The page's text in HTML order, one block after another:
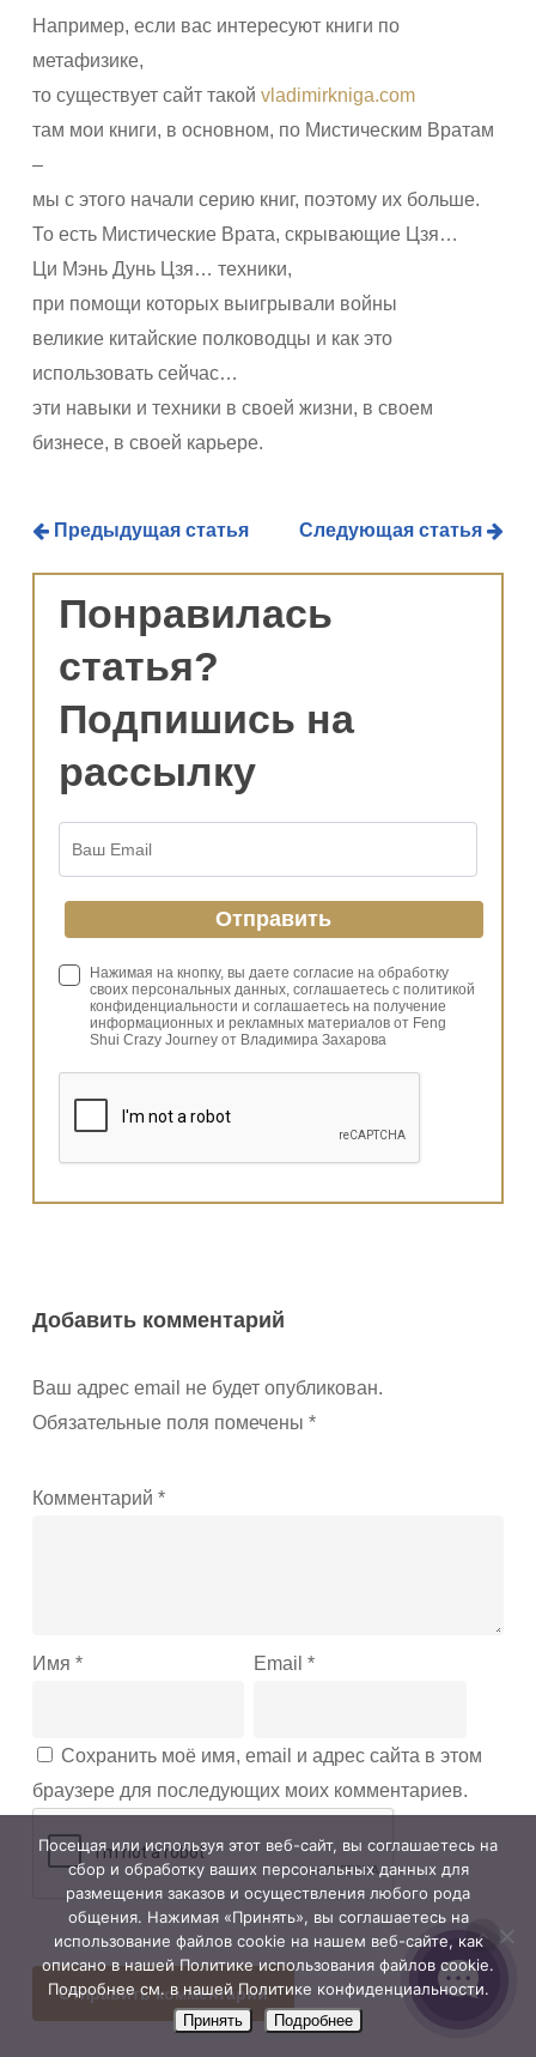
Например, если вас интересуют книги по
метафизике,
то существует сайт такой vladimirkniga.com
там мои книги, в основном, по Мистическим Вратам
–
мы с этого начали серию книг, поэтому их больше.
То есть Мистические Врата, скрывающие Цзя…
Ци Мэнь Дунь Цзя… техники,
при помощи которых выигрывали войны
великие китайские полководцы и как это
использовать сейчас…
эти навыки и техники в своей жизни, в своем
бизнесе, в своей карьере.
Предыдущая статья Следующая статья
Понравилась
статья?
Подпишись на
рассылку
Нажимая на кнопку, вы даете согласие на обработку
своих персональных данных, соглашаетесь с политикой
конфиденциальности и соглашаетесь на получение
информационных и рекламных материалов от Feng
Shui Crazy Journey от Владимира Захарова
Добавить комментарий
Ваш адрес email не будет опубликован.
Обязательные поля помечены *
Комментарий *
Имя * Email*
Сохранить моё имя, email и адрес сайта в этом
браузере для последующих моих комментариев.
Посещая или используя этот веб-сайт, вы соглашаетесь на
сбор и обработку ваших персональных данных для
размещения заказов и осуществления любого рода
общения. Нажимая «Принять», вы соглашаетесь на
использование файлов cookie на нашем веб-сайте, как
описано в нашей Политике использования файлов cookie.
Подробнее см. в нашей Политике конфиденциальности.
Принять Подробнее